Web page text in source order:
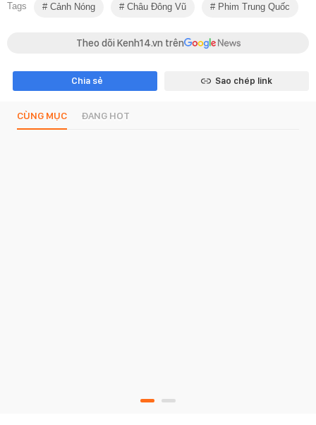
Tags Cảnh Nóng Châu Đông Vũ Phim Trung Quốc
Theo dõi Kenh14.vn trên
Chia sẻ Sao chép link
CÙNG MỤC ĐANG HOT